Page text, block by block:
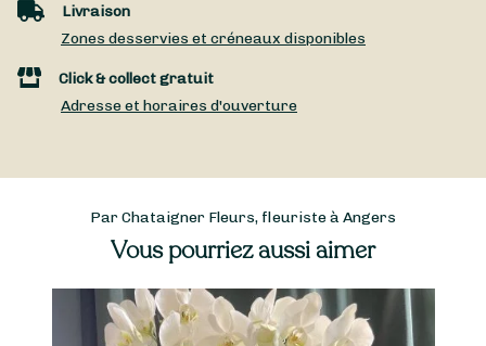
Livraison
Zones desservies et créneaux disponibles
Click & collect gratuit
Adresse et horaires d'ouverture
Par Chataigner Fleurs, fleuriste à Angers
Vous pourriez aussi aimer